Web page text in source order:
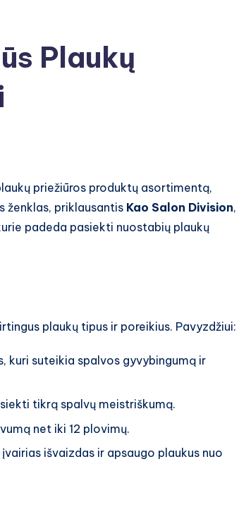
Plaukų
priežiūros produktų asortimentą,
ženklas, priklausantis Kao Salon Division,
padeda pasiekti nuostabių plaukų
plaukų tipus ir poreikius. Pavyzdžiui:
kuri suteikia spalvos gyvybingumą ir
tikrą spalvų meistriškumą.
net iki 12 plovimų.
išvaizdas ir apsaugo plaukus nuo